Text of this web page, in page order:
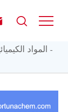

المواد